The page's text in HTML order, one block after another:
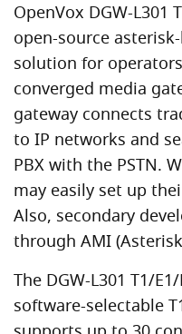
OpenVox DGW-L301
open-source
solution for
converged media
gateway connects
to IP networks and
PBX with the PSTN.
may easily set up
Also, secondary
through AMI
The DGW-L301 T1/
software-selectable